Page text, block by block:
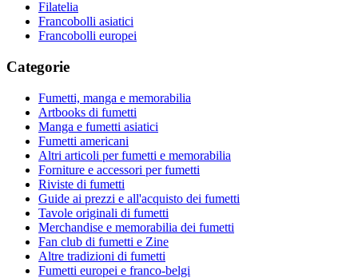
Filatelia
Francobolli asiatici
Francobolli europei
Categorie
Fumetti, manga e memorabilia
Artbooks di fumetti
Manga e fumetti asiatici
Fumetti americani
Altri articoli per fumetti e memorabilia
Forniture e accessori per fumetti
Riviste di fumetti
Guide ai prezzi e all'acquisto dei fumetti
Tavole originali di fumetti
Merchandise e memorabilia dei fumetti
Fan club di fumetti e Zine
Altre tradizioni di fumetti
Fumetti europei e franco-belgi